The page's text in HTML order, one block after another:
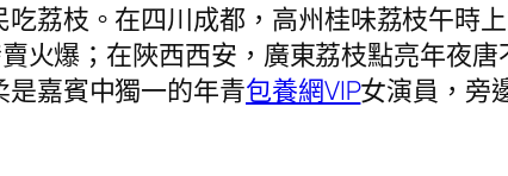
荔枝。在四川成都，高州桂味荔枝午時
火爆；在陜西西安，廣東荔枝點亮年夜
嘉賓中獨一的年青包養網VIP女演員，旁